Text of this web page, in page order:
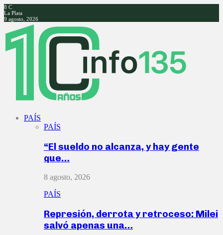
8 C
La Plata
9 agosto, 2026
Facebook
Twitter
Instagram
Youtube
PAÍS
PAÍS
“El sueldo no alcanza, y hay gente
que…
8 agosto, 2026
PAÍS
Represión, derrota y retroceso: Milei
salvó apenas una…